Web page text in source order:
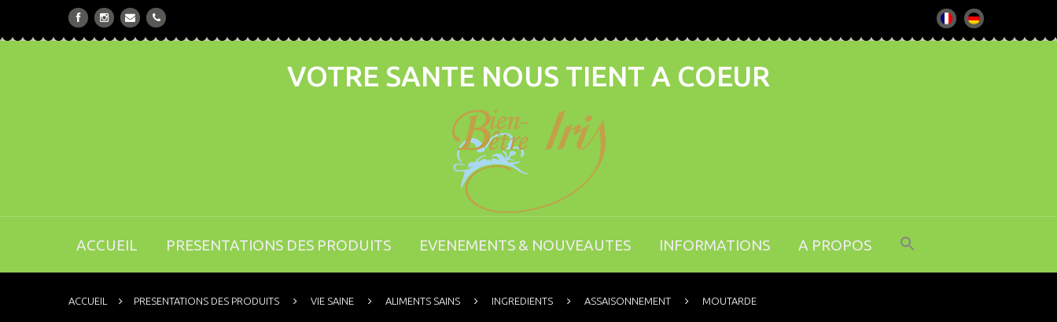
VOTRE SANTE NOUS TIENT A COEUR
ACCUEIL PRESENTATIONS DES PRODUITS EVENEMENTS & NOUVEAUTES INFORMATIONS A PROPOS
ACCUEIL PRESENTATIONS DES PRODUITS VIE SAINE ALIMENTS SAINS INGREDIENTS ASSAISONNEMENT MOUTARDE